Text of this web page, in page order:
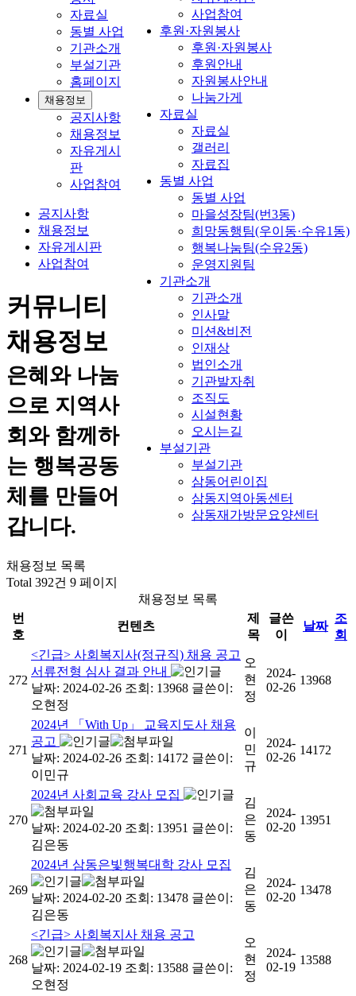
사업참여
후원·자원봉사
후원·자원봉사
후원안내
자원봉사안내
나눔가게
자료실
자료실
갤러리
자료집
동별 사업
동별 사업
마을성장팀(번3동)
희망동행팀(우이동·수유1동)
행복나눔팀(수유2동)
운영지원팀
기관소개
기관소개
인사말
미션&비전
인재상
법인소개
기관발자취
조직도
시설현황
오시는길
부설기관
부설기관
삼동어린이집
삼동지역아동센터
삼동재가방문요양센터
자료실
동별 사업
기관소개
부설기관
홈페이지
채용정보
공지사항
채용정보
자유게시
판
사업참여
공지사항
채용정보
자유게시판
사업참여
커뮤니티
채용정보
은혜와 나눔
으로 지역사
회와 함께하
는 행복공동
체를 만들어
갑니다.
채용정보 목록
Total 392건 9 페이지
채용정보 목록
번
호
컨텐츠
제
목
글쓴
이
날짜
조
회
272
<긴급> 사회복지사(정규직) 채용 공고
서류전형 심사 결과 안내
날짜: 2024-02-26 조회: 13968 글쓴이:
오현정
오
현
정
2024-
02-26
13968
271
2024년 「With Up」 교육지도사 채용
공고
날짜: 2024-02-26 조회: 14172 글쓴이:
이민규
이
민
규
2024-
02-26
14172
270
2024년 사회교육 강사 모집
날짜: 2024-02-20 조회: 13951 글쓴이:
김은동
김
은
동
2024-
02-20
13951
269
2024년 삼동은빛행복대학 강사 모집
날짜: 2024-02-20 조회: 13478 글쓴이:
김은동
김
은
동
2024-
02-20
13478
268
<긴급> 사회복지사 채용 공고
날짜: 2024-02-19 조회: 13588 글쓴이:
오현정
오
현
정
2024-
02-19
13588